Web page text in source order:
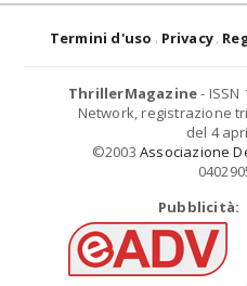
Termini d'uso Privacy
ThrillerMagazine- ISSN
Network, registrazione
del 4
©2003 Associazione
Pubblicità: